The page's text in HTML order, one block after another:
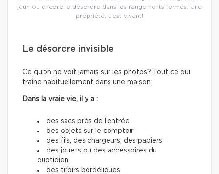
jour, ou encore le désordre dans les rangements fermés. Une
propriété, c’est vivant!
Le désordre invisible
Ce qu’on ne voit jamais sur les photos? Tout ce qui
traîne habituellement dans une maison.
Dans la vraie vie, il y a :
des sacs près de l’entrée
des objets sur le comptoir
des fils, des chargeurs, des papiers
des jouets ou des accessoires du
quotidien
des tiroirs bordéliques